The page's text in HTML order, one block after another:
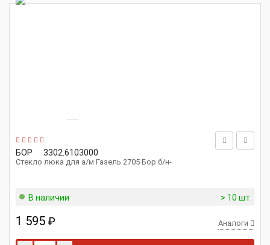
БОР 3302.6103000
Стекло люка для а/м Газель 2705 Бор б/н-
В наличии > 10 шт.
1 595 ₽ Аналоги